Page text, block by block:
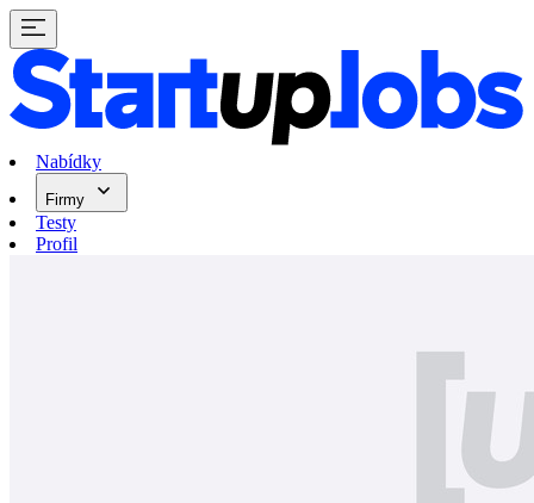
Nabídky
Firmy
Testy
Profil